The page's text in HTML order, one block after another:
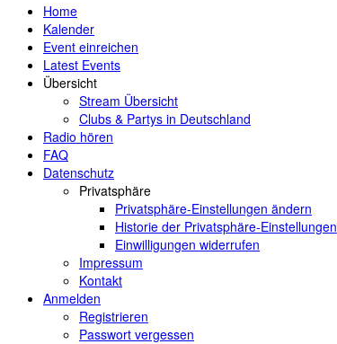
Home
Kalender
Event einreichen
Latest Events
Übersicht
Stream Übersicht
Clubs & Partys in Deutschland
Radio hören
FAQ
Datenschutz
Privatsphäre
Privatsphäre-Einstellungen ändern
Historie der Privatsphäre-Einstellungen
Einwilligungen widerrufen
Impressum
Kontakt
Anmelden
Registrieren
Passwort vergessen